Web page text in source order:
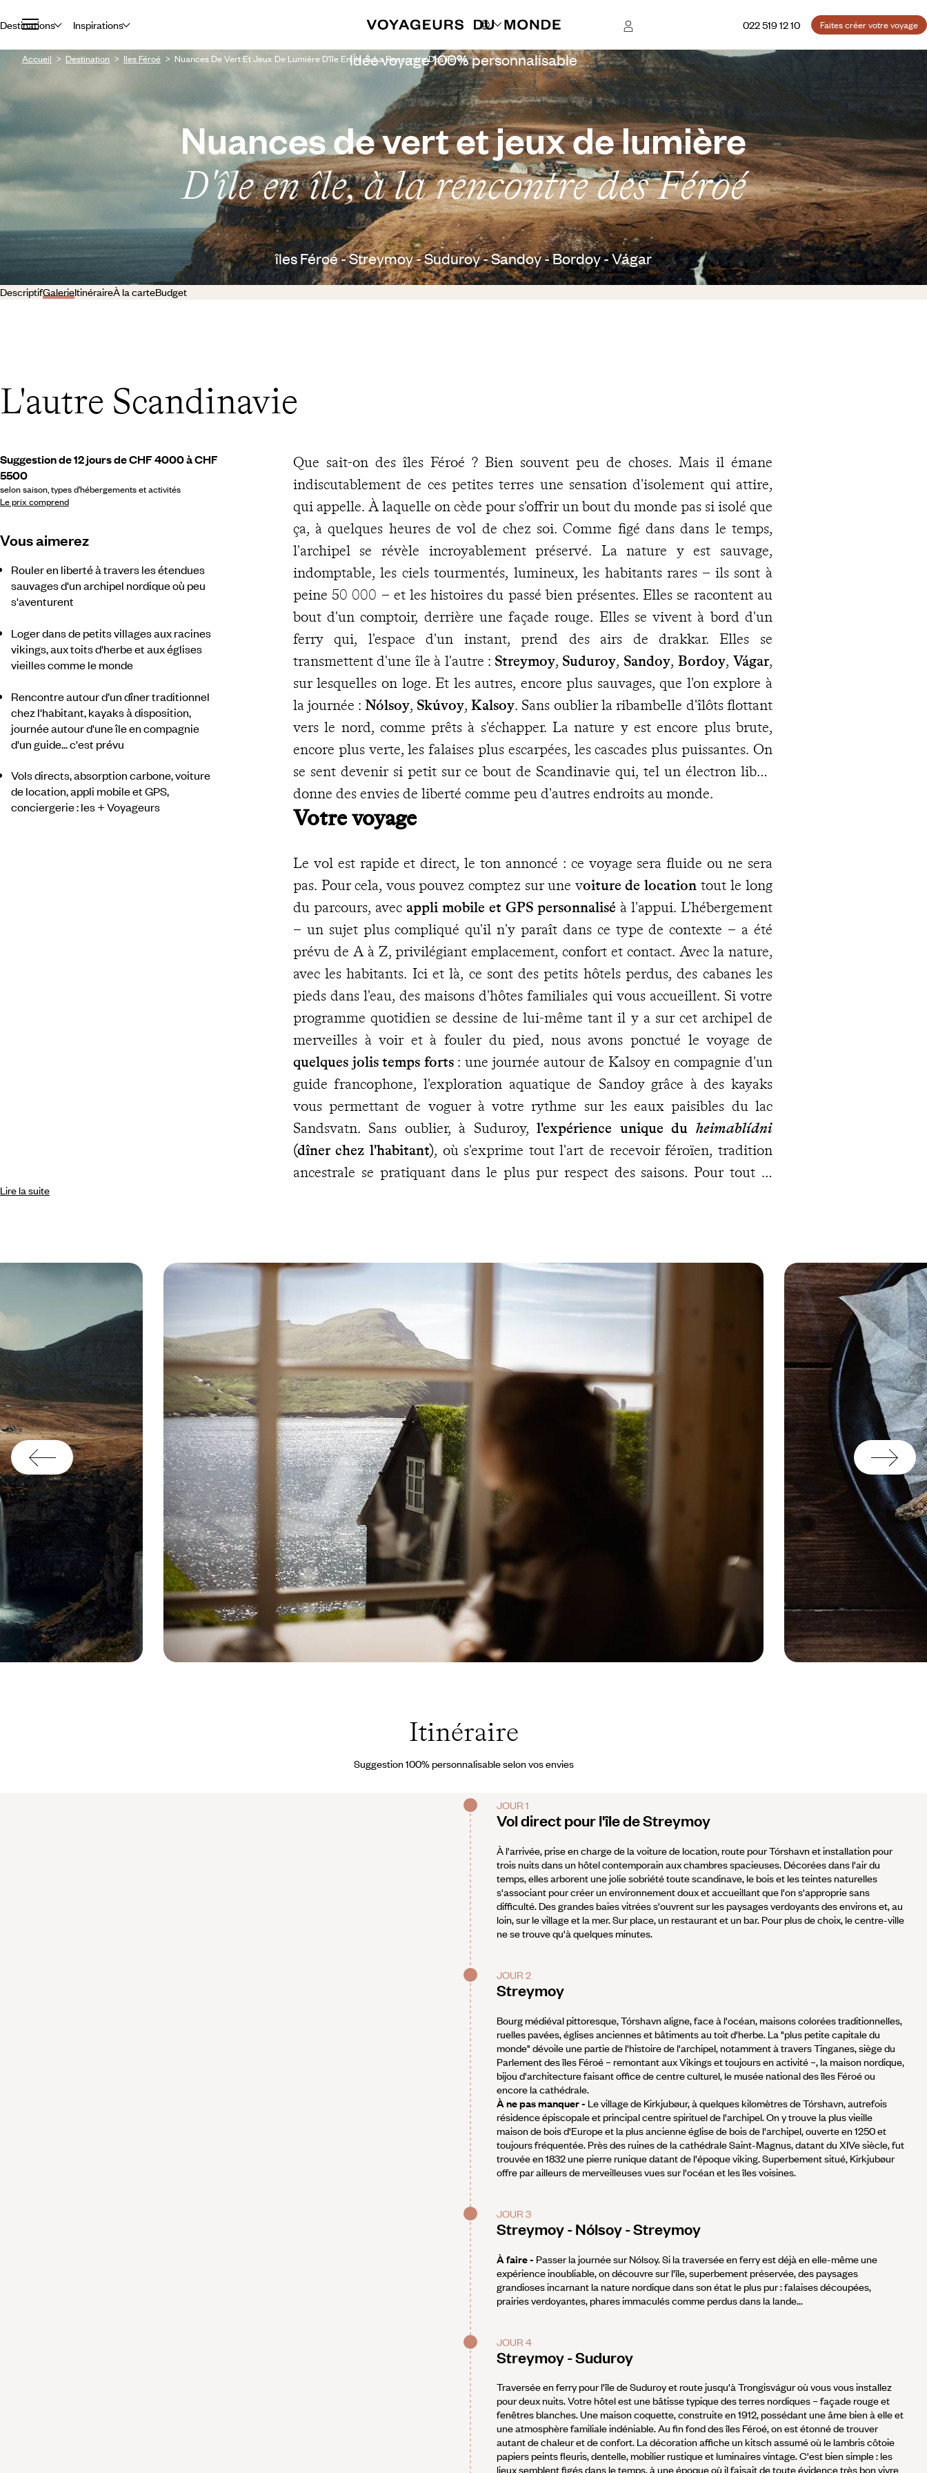
Destinations Inspirations 022 519 12 10 Faites créer votre voyage
Accueil Destination Iles Féroé Nuances De Vert Et Jeux De Lumière D'île En Île, À La Rencontre Des Féroé
Idée voyage 100% personnalisable
Nuances de vert et jeux de lumière
D'île en île, à la rencontre des Féroé
îles Féroé - Streymoy - Suduroy - Sandoy - Bordoy - Vágar
DescriptifGalerieItinéraireÀ la carteBudget
L'autre Scandinavie
Suggestion de 12 jours de CHF 4000 à CHF
5500
selon saison, types d’hébergements et activités
Le prix comprend
Vous aimerez
Rouler en liberté à travers les étendues
sauvages d'un archipel nordique où peu
s'aventurent
Loger dans de petits villages aux racines
vikings, aux toits d'herbe et aux églises
vieilles comme le monde
Rencontre autour d’un dîner traditionnel
chez l'habitant, kayaks à disposition,
journée autour d'une île en compagnie
d'un guide... c'est prévu
Vols directs, absorption carbone, voiture
de location, appli mobile et GPS,
conciergerie : les + Voyageurs
Que sait-on des îles Féroé ? Bien souvent peu de choses. Mais il émane
indiscutablement de ces petites terres une sensation d'isolement qui attire,
qui appelle. À laquelle on cède pour s'offrir un bout du monde pas si isolé que
ça, à quelques heures de vol de chez soi. Comme figé dans dans le temps,
l'archipel se révèle incroyablement préservé. La nature y est sauvage,
indomptable, les ciels tourmentés, lumineux, les habitants rares – ils sont à
peine 50 000 – et les histoires du passé bien présentes. Elles se racontent au
bout d'un comptoir, derrière une façade rouge. Elles se vivent à bord d'un
ferry qui, l'espace d'un instant, prend des airs de drakkar. Elles se
transmettent d'une île à l'autre : Streymoy, Suduroy, Sandoy, Bordoy, Vágar,
sur lesquelles on loge. Et les autres, encore plus sauvages, que l'on explore à
la journée : Nólsoy, Skúvoy, Kalsoy. Sans oublier la ribambelle d'îlôts flottant
vers le nord, comme prêts à s'échapper. La nature y est encore plus brute,
encore plus verte, les falaises plus escarpées, les cascades plus puissantes. On
se sent devenir si petit sur ce bout de Scandinavie qui, tel un électron libre,
donne des envies de liberté comme peu d'autres endroits au monde.
Votre voyage
Le vol est rapide et direct, le ton annoncé : ce voyage sera fluide ou ne sera
pas. Pour cela, vous pouvez comptez sur une voiture de locationtout le long
du parcours, avec appli mobile et GPS personnalisé à l'appui. L'hébergement
– un sujet plus compliqué qu'il n'y paraît dans ce type de contexte – a été
prévu de A à Z, privilégiant emplacement, confort et contact. Avec la nature,
avec les habitants. Ici et là, ce sont des petits hôtels perdus, des cabanes les
pieds dans l'eau, des maisons d'hôtes familiales qui vous accueillent. Si votre
programme quotidien se dessine de lui-même tant il y a sur cet archipel de
merveilles à voir et à fouler du pied, nous avons ponctué le voyage de
quelques jolis temps forts: une journée autour de Kalsoy en compagnie d'un
guide francophone, l'exploration aquatique de Sandoy grâce à des kayaks
vous permettant de voguer à votre rythme sur les eaux paisibles du lac
Sandsvatn. Sans oublier, à Suduroy, l'expérience unique du heimablídni
(dîner chez l'habitant), où s'exprime tout l'art de recevoir féroïen, tradition
ancestrale se pratiquant dans le plus pur respect des saisons. Pour tout le
Lire la suite
Itinéraire
Suggestion 100% personnalisable selon vos envies
JOUR 1
Vol direct pour l'île de Streymoy
À l'arrivée, prise en charge de la voiture de location, route pour Tórshavn et installation pour
trois nuits dans un hôtel contemporain aux chambres spacieuses. Décorées dans l'air du
temps, elles arborent une jolie sobriété toute scandinave, le bois et les teintes naturelles
s'associant pour créer un environnement doux et accueillant que l'on s'approprie sans
difficulté. Des grandes baies vitrées s'ouvrent sur les paysages verdoyants des environs et, au
loin, sur le village et la mer. Sur place, un restaurant et un bar. Pour plus de choix, le centre-ville
ne se trouve qu'à quelques minutes.
JOUR 2
Streymoy
Bourg médiéval pittoresque, Tórshavn aligne, face à l'océan, maisons colorées traditionnelles,
ruelles pavées, églises anciennes et bâtiments au toit d'herbe. La "plus petite capitale du
monde" dévoile une partie de l'histoire de l'archipel, notamment à travers Tinganes, siège du
Parlement des îles Féroé – remontant aux Vikings et toujours en activité –, la maison nordique,
bijou d'architecture faisant office de centre culturel, le musée national des îles Féroé ou
encore la cathédrale.
À ne pas manquer - Le village de Kirkjubøur, à quelques kilomètres de Tórshavn, autrefois
résidence épiscopale et principal centre spirituel de l'archipel. On y trouve la plus vieille
maison de bois d'Europe et la plus ancienne église de bois de l'archipel, ouverte en 1250 et
toujours fréquentée. Près des ruines de la cathédrale Saint-Magnus, datant du XIVe siècle, fut
trouvée en 1832 une pierre runique datant de l'époque viking. Superbement situé, Kirkjubøur
offre par ailleurs de merveilleuses vues sur l'océan et les îles voisines.
JOUR 3
Streymoy - Nólsoy - Streymoy
À faire - Passer la journée sur Nólsoy. Si la traversée en ferry est déjà en elle-même une
expérience inoubliable, on découvre sur l'île, superbement préservée, des paysages
grandioses incarnant la nature nordique dans son état le plus pur : falaises découpées,
prairies verdoyantes, phares immaculés comme perdus dans la lande...
JOUR 4
Streymoy - Suduroy
Traversée en ferry pour l'île de Suduroy et route jusqu'à Trongisvágur où vous vous installez
pour deux nuits. Votre hôtel est une bâtisse typique des terres nordiques – façade rouge et
fenêtres blanches. Une maison coquette, construite en 1912, possédant une âme bien à elle et
une atmosphère familiale indéniable. Au fin fond des îles Féroé, on est étonné de trouver
autant de chaleur et de confort. La décoration affiche un kitsch assumé où le lambris côtoie
papiers peints fleuris, dentelle, mobilier rustique et luminaires vintage. C'est bien simple : les
lieux semblent figés dans le temps, à une époque où il faisait de toute évidence très bon vivre